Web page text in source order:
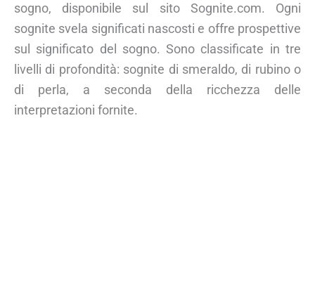
sogno, disponibile sul sito Sognite.com. Ogni
sognite svela significati nascosti e offre prospettive
sul significato del sogno. Sono classificate in tre
livelli di profondità: sognite di smeraldo, di rubino o
di perla, a seconda della ricchezza delle
interpretazioni fornite.